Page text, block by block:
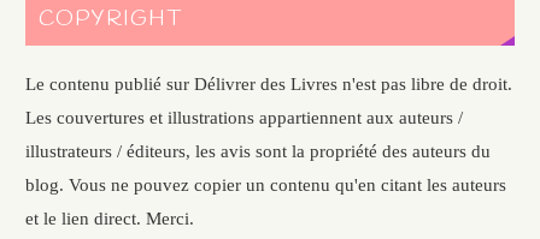
COPYRIGHT
Le contenu publié sur Délivrer des Livres n'est pas libre de droit.
Les couvertures et illustrations appartiennent aux auteurs /
illustrateurs / éditeurs, les avis sont la propriété des auteurs du
blog. Vous ne pouvez copier un contenu qu'en citant les auteurs
et le lien direct. Merci.